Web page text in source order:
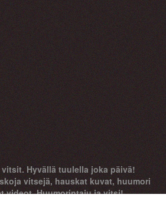
Hyvällä tuulella joka päivä!
vitsejä, hauskat kuvat, huumori
videot. Huumorintaju ja vitsi!